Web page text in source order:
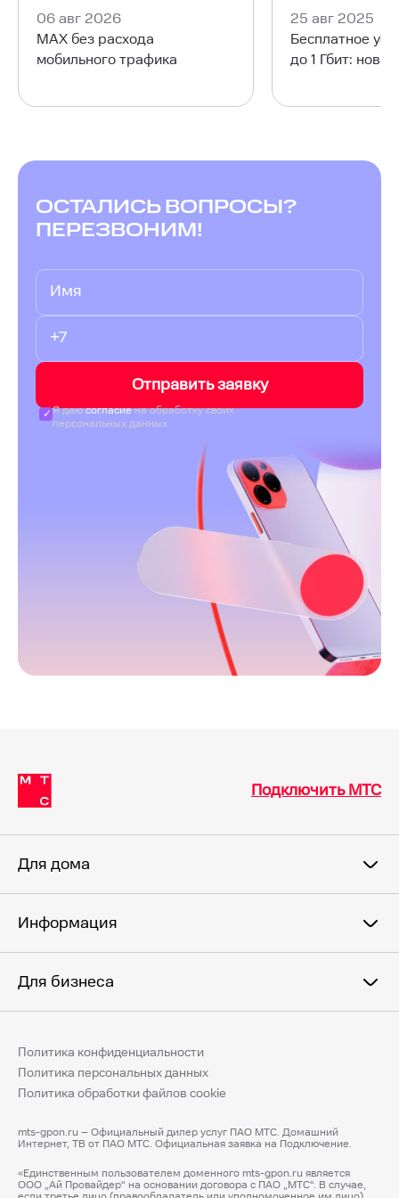
06 авг 2026
MAX без расхода
мобильного трафика
25 авг 2025
Бесплатное
до 1 Гбит:
ОСТАЛИСЬ ВОПРОСЫ?
ПЕРЕЗВОНИМ!
Отправить заявку
Я даюсогласиена обработку своих
персональных данных
Подключить МТС
Для дома
Информация
Для бизнеса
Политика конфиденциальности
Политика персональных данных
Политика обработки файлов cookie
mts-gpon.ru – Официальный дилер услуг ПАО МТС. Домашний
Интернет, ТВ от ПАО МТС. Официальная заявка на Подключение.
«Единственным пользователем доменного mts-gpon.ru является
ООО „Ай Провайдер“ на основании договора с ПАО „МТС“. В случае,